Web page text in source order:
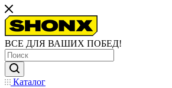
ВСЕ ДЛЯ ВАШИХ ПОБЕД!
Каталог